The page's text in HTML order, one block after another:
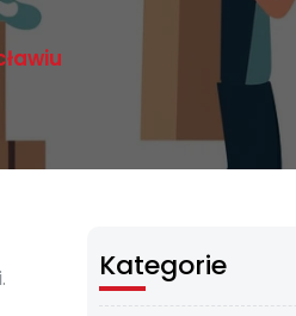
Kategorie